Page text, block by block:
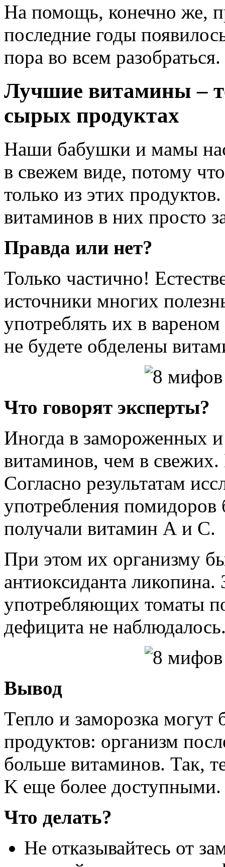
На помощь, конечно же,
последние годы
пора во всем разобраться.
Лучшие витамины –
сырых продуктах
Наши бабушки и мамы
в свежем виде, потому
только из этих
витаминов в них просто
Правда или нет?
Только частично!
источники многих
употреблять их в
не будете обделены
Что говорят эксперты?
Иногда в замороженных
витаминов, чем в
Согласно результатам
употребления помидоров
получали витамин А и С.
При этом их организму
антиоксиданта ликопина.
употребляющих томаты
дефицита не
Вывод
Тепло и заморозка
продуктов: организм
больше витаминов. Так,
K еще более доступными.
Что делать?
Не отказывайтесь от